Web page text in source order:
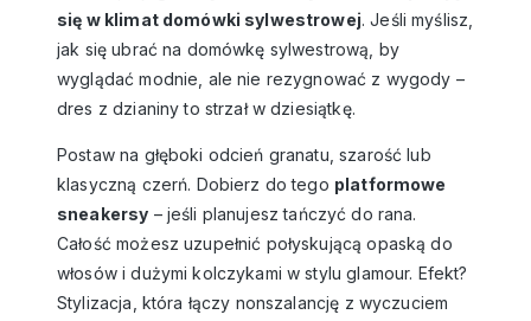
się w klimat domówki sylwestrowej. Jeśli myślisz,
jak się ubrać na domówkę sylwestrową, by
wyglądać modnie, ale nie rezygnować z wygody –
dres z dzianiny to strzał w dziesiątkę.
Postaw na głęboki odcień granatu, szarość lub
klasyczną czerń. Dobierz do tego platformowe
sneakersy – jeśli planujesz tańczyć do rana.
Całość możesz uzupełnić połyskującą opaską do
włosów i dużymi kolczykami w stylu glamour. Efekt?
Stylizacja, która łączy nonszalancję z wyczuciem